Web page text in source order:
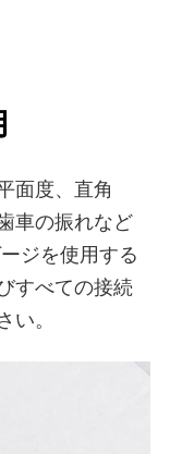
面度、直角
車の振れなど
ジを使用する
すべての接続
。